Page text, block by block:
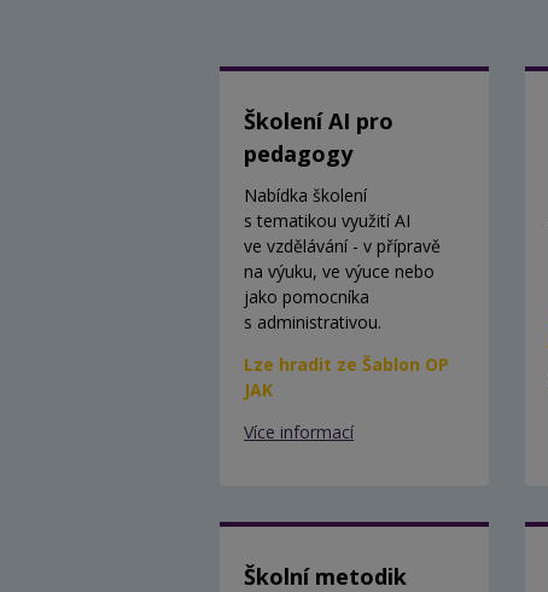
Školení AI pro
pedagogy
Nabídka školení
s tematikou využití AI
ve vzdělávání - v přípravě
na výuku, ve výuce nebo
jako pomocníka
s administrativou.
Lze hradit ze Šablon OP
JAK
Více informací
Školní metodik